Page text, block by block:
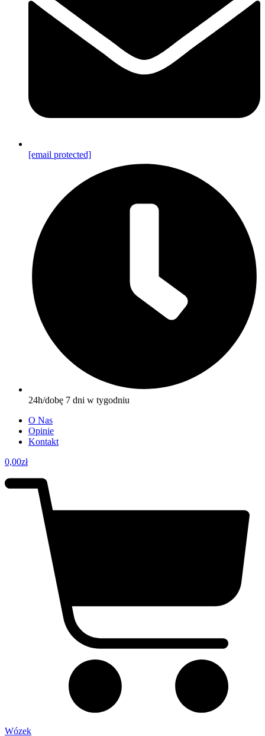
[email protected]
24h/dobę 7 dni w tygodniu
O Nas
Opinie
Kontakt
0,00zł
Wózek